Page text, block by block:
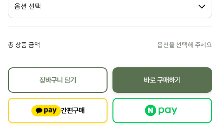
총 상품 금액
장바구니 담기 바로 구매하기
간편구매